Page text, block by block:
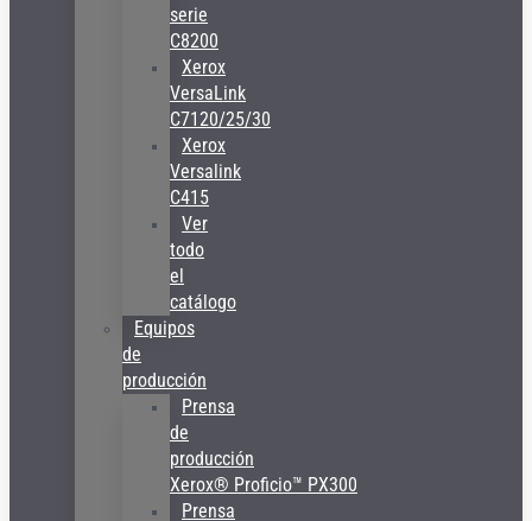
serie
C8200
Xerox
VersaLink
C7120/25/30
Xerox
Versalink
C415
Ver
todo
el
catálogo
Equipos
de
producción
Prensa
de
producción
Xerox® Proficio™ PX300
Prensa